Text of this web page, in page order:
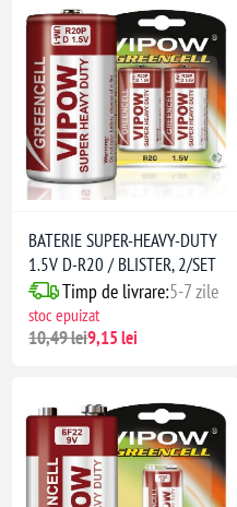
BATERIE SUPER-HEAVY-DUTY
1.5V D-R20 / BLISTER, 2/SET
Timp de livrare:5-7 zile
stoc epuizat
10,49 lei9,15 lei